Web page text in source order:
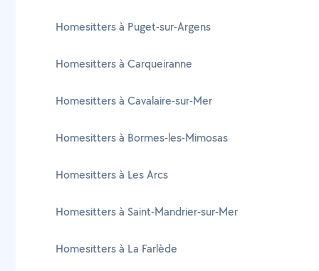
Homesitters à Puget-sur-Argens
Homesitters à Carqueiranne
Homesitters à Cavalaire-sur-Mer
Homesitters à Bormes-les-Mimosas
Homesitters à Les Arcs
Homesitters à Saint-Mandrier-sur-Mer
Homesitters à La Farlède